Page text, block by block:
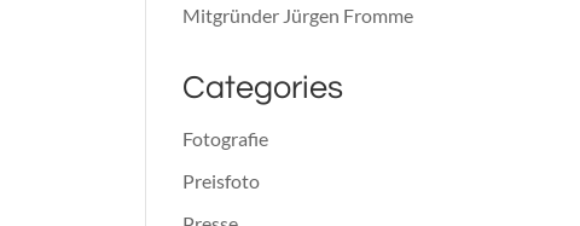
Mitgründer Jürgen Fromme
Categories
Fotografie
Preisfoto